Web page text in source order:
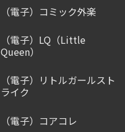
（電子）コミック外楽
（電子）LQ（Little
Queen）
（電子）リトルガールスト
ライク
（電子）コアコレ